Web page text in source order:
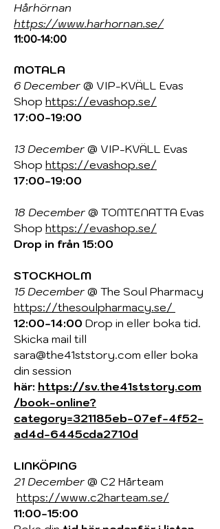
Hårhörnan
https://www.harhornan.se/
11:00-14:00
MOTALA
6 December @ VIP-KVÄLL Evas
Shop https://evashop.se/
17:00-19:00
13 December @ VIP-KVÄLL Evas
Shop https://evashop.se/
17:00-19:00
18 December @ TOMTENATTA Evas
Shop https://evashop.se/
Drop in från 15:00
STOCKHOLM
15 December @ The Soul Pharmacy
https://thesoulpharmacy.se/
12:00-14:00 Drop in eller boka tid.
Skicka mail till
sara@the41ststory.com eller boka
din session
här: https://sv.the41ststory.com
/book-online?
category=321185eb-07ef-4f52-
ad4d-6445cda2710d
LINKÖPING
21 December @ C2 Hårteam
https://www.c2harteam.se/
11:00-15:00